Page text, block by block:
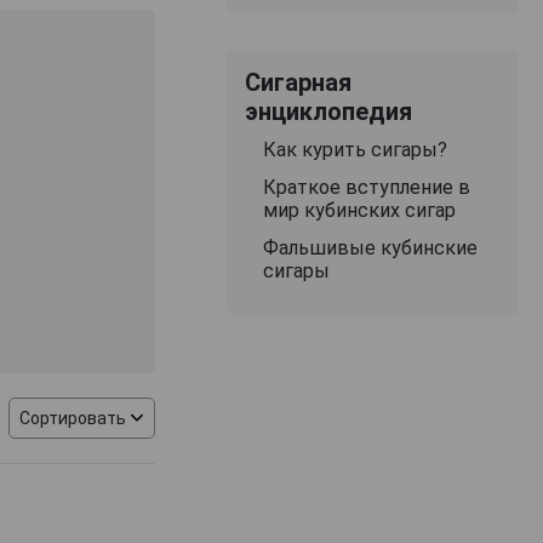
вкус
почвы,
Series
Cabinet
Series
Сортировать
Сигарная
энциклопедия
Как курить сигары?
Краткое вступление в
мир кубинских сигар
Фальшивые кубинские
сигары